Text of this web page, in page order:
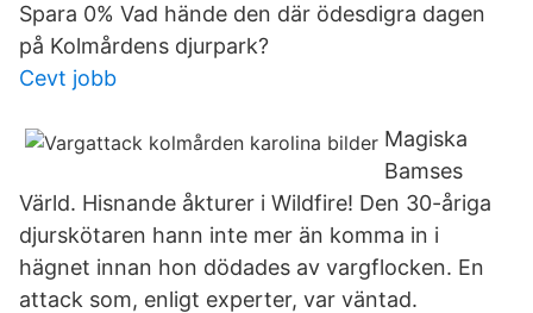
Spara 0% Vad hände den där ödesdigra dagen
på Kolmårdens djurpark?
Cevt jobb
Magiska
Bamses
Värld. Hisnande åkturer i Wildfire! Den 30-åriga
djurskötaren hann inte mer än komma in i
hägnet innan hon dödades av vargflocken. En
attack som, enligt experter, var väntad.